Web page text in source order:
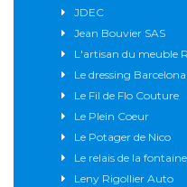
JDEC
Jean Bouvier SAS
L'artisan du meuble
Le dressing Barcelona
Le Fil de Flo Couture
Le Plein Coeur
Le Potager de Nico
Le relais de la fontaine
Leny Rigollier Auto